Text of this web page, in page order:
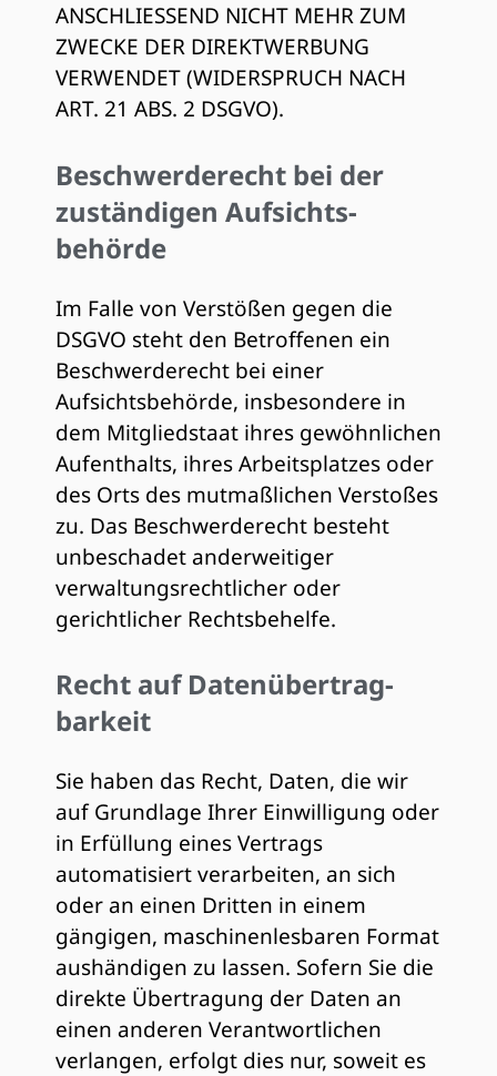
ANSCHLIESSEND NICHT MEHR ZUM
ZWECKE DER DIREKTWERBUNG
VERWENDET (WIDERSPRUCH NACH
ART. 21 ABS. 2 DSGVO).
Beschwerde­recht bei der
zuständigen Aufsichts­
behörde
Im Falle von Verstößen gegen die
DSGVO steht den Betroffenen ein
Beschwerderecht bei einer
Aufsichtsbehörde, insbesondere in
dem Mitgliedstaat ihres gewöhnlichen
Aufenthalts, ihres Arbeitsplatzes oder
des Orts des mutmaßlichen Verstoßes
zu. Das Beschwerderecht besteht
unbeschadet anderweitiger
verwaltungsrechtlicher oder
gerichtlicher Rechtsbehelfe.
Recht auf Daten­übertrag­
barkeit
Sie haben das Recht, Daten, die wir
auf Grundlage Ihrer Einwilligung oder
in Erfüllung eines Vertrags
automatisiert verarbeiten, an sich
oder an einen Dritten in einem
gängigen, maschinenlesbaren Format
aushändigen zu lassen. Sofern Sie die
direkte Übertragung der Daten an
einen anderen Verantwortlichen
verlangen, erfolgt dies nur, soweit es